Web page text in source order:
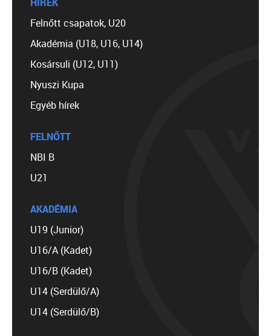
Felnőtt csapatok, U20
Akadémia (U18, U16, U14)
Kosársuli (U12, U11)
Nyuszi Kupa
Egyéb hírek
FELNŐTT
NBI B
U21
AKADÉMIA
U19 (Junior)
U16/A (Kadet)
U16/B (Kadet)
U14 (Serdülő/A)
U14 (Serdülő/B)